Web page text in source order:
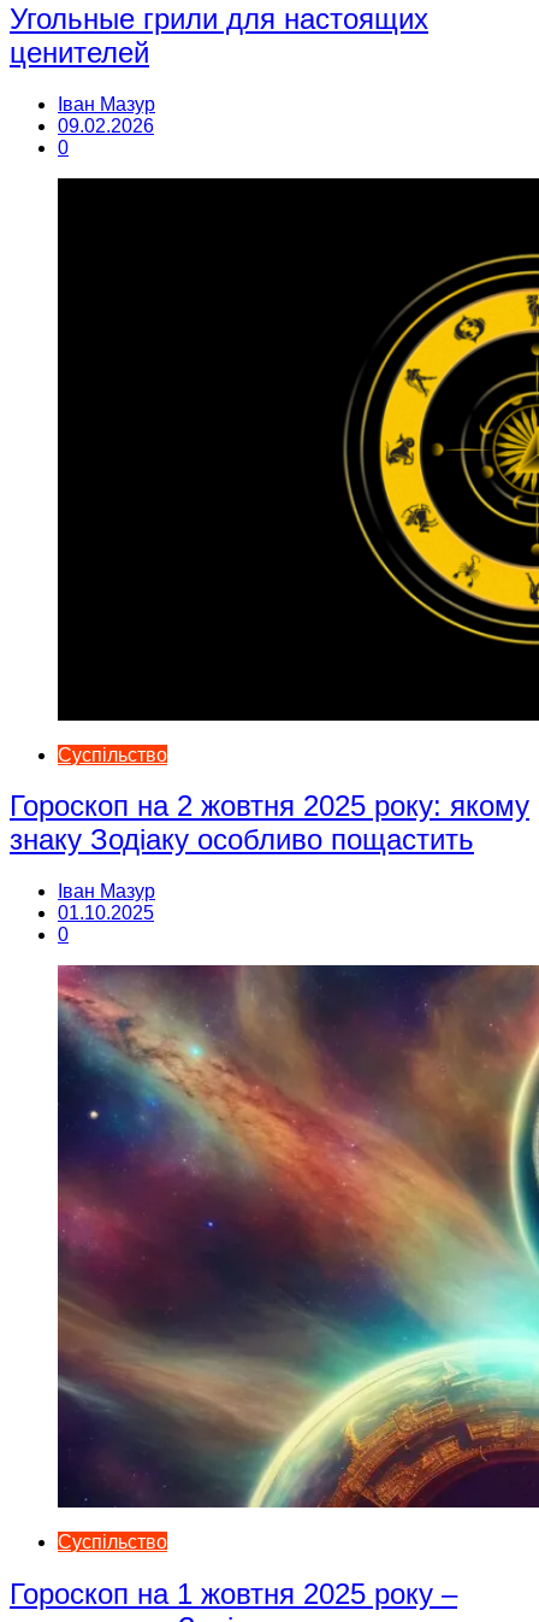
Угольные грили для настоящих
ценителей
Іван Мазур
09.02.2026
0
Суспільство
Гороскоп на 2 жовтня 2025 року: якому
знаку Зодіаку особливо пощастить
Іван Мазур
01.10.2025
0
Суспільство
Гороскоп на 1 жовтня 2025 року –